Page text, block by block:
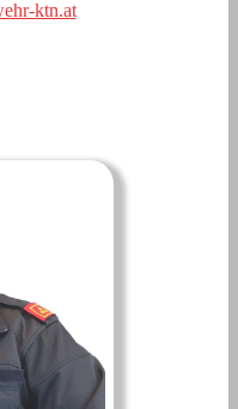
ktn.at